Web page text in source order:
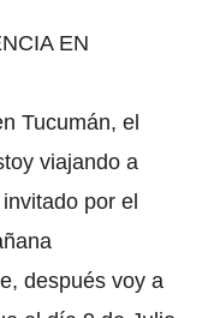
EN
Tucumán, el
viajando a
por el
después voy a